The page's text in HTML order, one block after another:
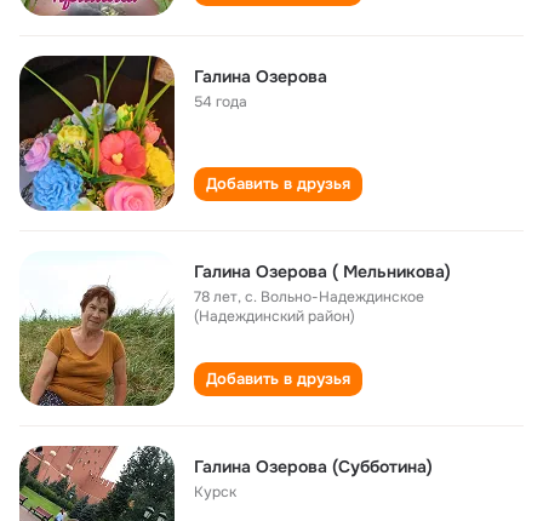
Галина Озерова
54 года
Добавить в друзья
Галина Озерова ( Мельникова)
78 лет,с. Вольно-Надеждинское
(Надеждинский район)
Добавить в друзья
Галина Озерова (Субботина)
Курск